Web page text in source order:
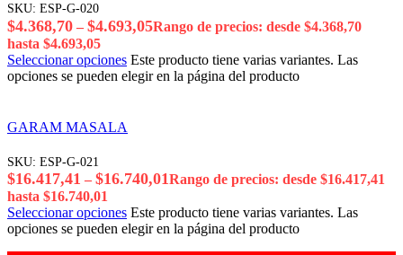
SKU: ESP-G-020
$4.368,70 – $4.693,05Rango de precios: desde $4.368,70
hasta $4.693,05
Seleccionar opciones Este producto tiene varias variantes. Las
opciones se pueden elegir en la página del producto
GARAM MASALA
SKU: ESP-G-021
$16.417,41 – $16.740,01Rango de precios: desde $16.417,41
hasta $16.740,01
Seleccionar opciones Este producto tiene varias variantes. Las
opciones se pueden elegir en la página del producto